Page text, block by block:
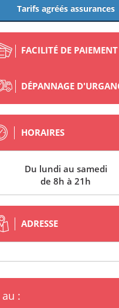
Tarifs agréés assurances
FACILITÉ DE PAIEMENT
DÉPANNAGE
HORAIRES
Du lundi au samedi
de 8h à 21h
ADRESSE
: